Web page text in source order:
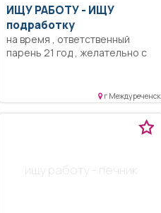
ИЩУ РАБОТУ - ИЩУ
подработку
на время , ответственный
парень 21 год , желательно с
г Междуреченск
ищу работу - печник